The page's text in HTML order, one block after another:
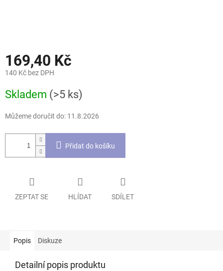
169,40 Kč
140 Kč bez DPH
cena:
Skladem (>5 ks)
Můžeme doručit do: 11.8.2026
Přidat do košíku
ZEPTAT SE HLÍDAT SDÍLET
Popis Diskuze
Detailní popis produktu